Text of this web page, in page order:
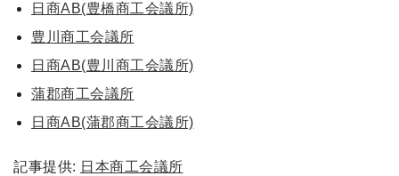
日商AB(豊橋商工会議所)
豊川商工会議所
日商AB(豊川商工会議所)
蒲郡商工会議所
日商AB(蒲郡商工会議所)
記事提供: 日本商工会議所